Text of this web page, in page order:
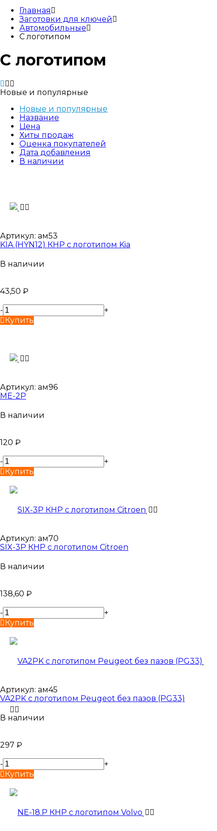
Главная
Заготовки для ключей
Автомобильные
С логотипом
С логотипом
Новые и популярные
Новые и популярные
Название
Цена
Хиты продаж
Оценка покупателей
Дата добавления
В наличии
Артикул: ам53
KIA (HYN12) КНР с логотипом Kia
В наличии
43,50 ₽
-
+
Купить
Артикул: ам96
ME-2P
В наличии
120 ₽
-
+
Купить
Артикул: ам70
SIX-3P КНР с логотипом Citroen
В наличии
138,60 ₽
-
+
Купить
Артикул: ам45
VA2PK с логотипом Peugeot без пазов (PG33)
В наличии
297 ₽
-
+
Купить